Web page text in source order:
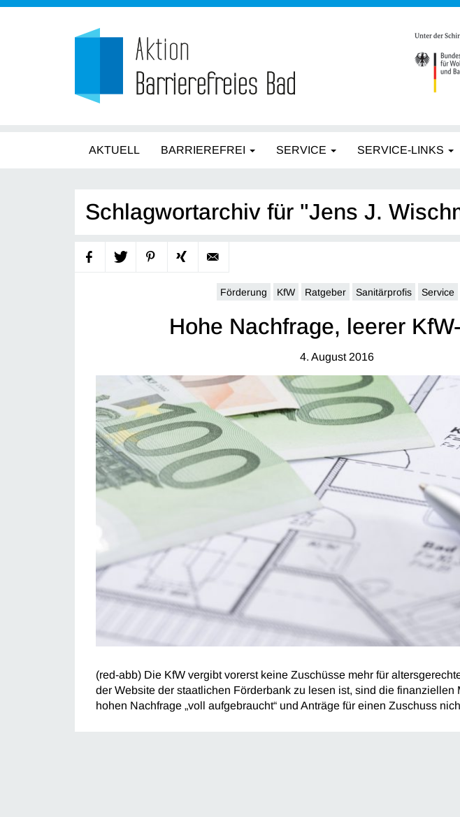
AKTUELL BARRIEREFREI SERVICE SERVICE-LINKS
Schlagwortarchiv für "Jens J.
Förderung KfW Ratgeber Sanitärprofis Service
Hohe Nachfrage, leerer
4. August 2016
(red-abb) Die KfW vergibt vorerst keine Zuschüsse mehr für
der Website der staatlichen Förderbank zu lesen ist, sind die finanziellen
hohen Nachfrage „voll aufgebraucht“ und Anträge für einen Zuschuss